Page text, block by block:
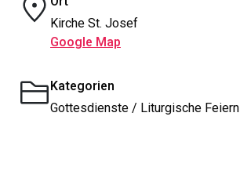
Kirche St. Josef
Google Map
Kategorien
Gottesdienste / Liturgische Feiern